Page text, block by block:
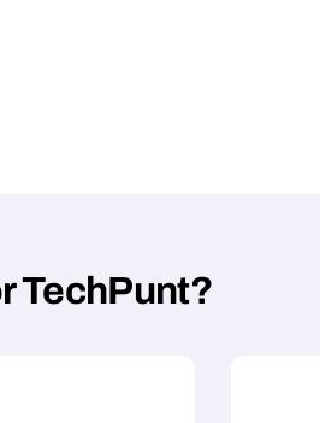
TechPunt?